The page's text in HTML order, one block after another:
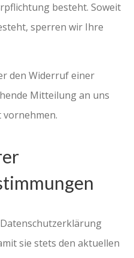
besteht. Soweit
sperren wir Ihre
den Widerruf einer
Mitteilung an uns
sie stets den aktuellen